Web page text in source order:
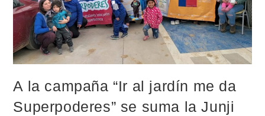
A la campaña “Ir al jardín me da
Superpoderes” se suma la Junji